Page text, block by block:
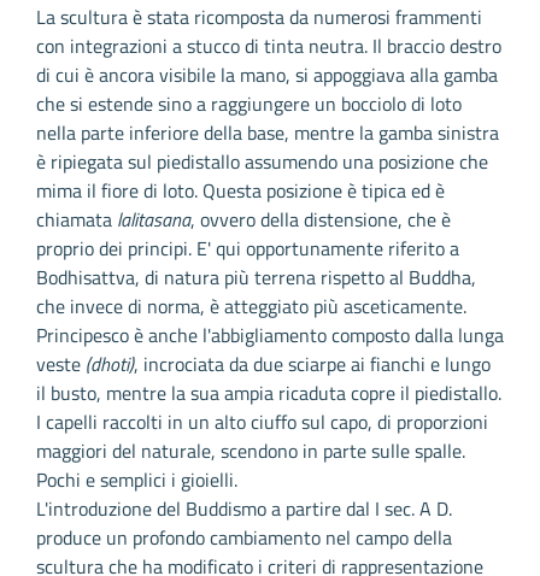
La scultura è stata ricomposta da numerosi frammenti
con integrazioni a stucco di tinta neutra. Il braccio destro
di cui è ancora visibile la mano, si appoggiava alla gamba
che si estende sino a raggiungere un bocciolo di loto
nella parte inferiore della base, mentre la gamba sinistra
è ripiegata sul piedistallo assumendo una posizione che
mima il fiore di loto. Questa posizione è tipica ed è
chiamata lalitasana, ovvero della distensione, che è
proprio dei principi. E' qui opportunamente riferito a
Bodhisattva, di natura più terrena rispetto al Buddha,
che invece di norma, è atteggiato più asceticamente.
Principesco è anche l'abbigliamento composto dalla lunga
veste (dhoti), incrociata da due sciarpe ai fianchi e lungo
il busto, mentre la sua ampia ricaduta copre il piedistallo.
I capelli raccolti in un alto ciuffo sul capo, di proporzioni
maggiori del naturale, scendono in parte sulle spalle.
Pochi e semplici i gioielli.
L'introduzione del Buddismo a partire dal I sec. A D.
produce un profondo cambiamento nel campo della
scultura che ha modificato i criteri di rappresentazione